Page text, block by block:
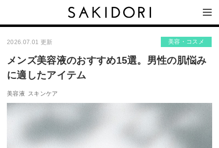
2026.07.01 更新 美容・コスメ
メンズ美容液のおすすめ15選。男性の肌悩み
に適したアイテム
美容液 スキンケア